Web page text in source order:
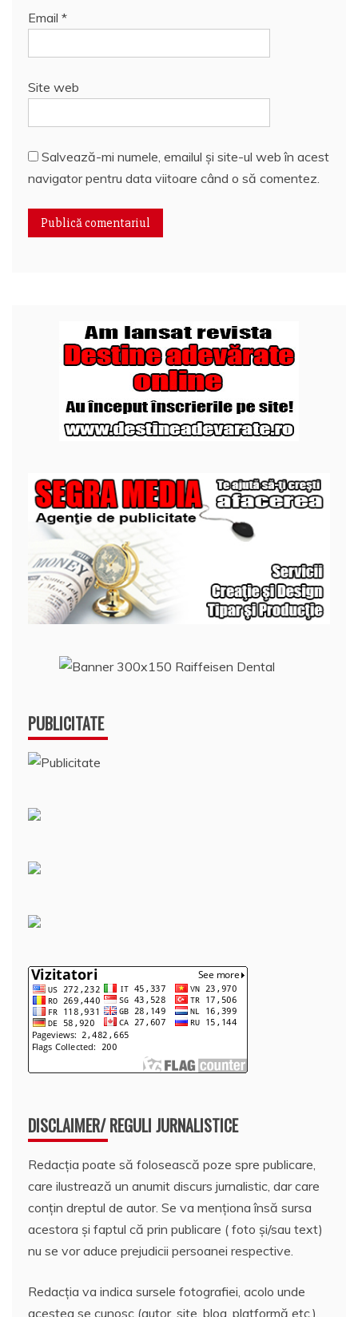
Email *
Site web
Salvează-mi numele, emailul și site-ul web în acest
navigator pentru data viitoare când o să comentez.
PUBLICITATE
DISCLAIMER/ REGULI JURNALISTICE
Redacția poate să folosească poze spre publicare,
care ilustrează un anumit discurs jurnalistic, dar care
conțin dreptul de autor. Se va menționa însă sursa
acestora și faptul că prin publicare ( foto și/sau text)
nu se vor aduce prejudicii persoanei respective.
Redacția va indica sursele fotografiei, acolo unde
acestea se cunosc (autor, site, blog, platformă etc.).